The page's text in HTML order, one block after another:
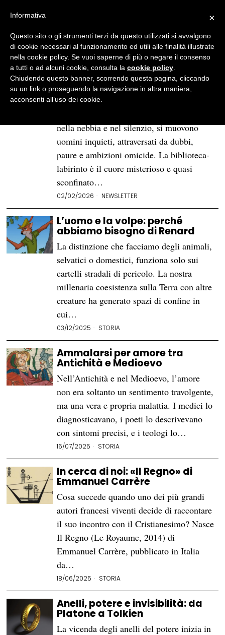
BROWSE TAG
letteratura
Il Medioevo secondo Umberto
Eco: a cosa ci serve il romanzo
storico
nella nebbia e nel silenzio, si muovono
uomini inquieti, attraversati da dubbi,
paure e ambizioni omicide. La biblioteca-
labirinto è il cuore misterioso e quasi
sconfinato…
02/02/2026 NEWSLETTER
L’uomo e la volpe: perché
abbiamo bisogno di Renard
La distinzione che facciamo degli animali,
selvatici o domestici, funziona solo sui
cartelli stradali di pericolo. La nostra
millenaria coesistenza sulla Terra con altre
creature ha generato spazi di confine in
cui…
03/12/2025 STORIA
Ammalarsi per amore tra
Antichità e Medioevo
Nell’Antichità e nel Medioevo, l’amore
non era soltanto un sentimento travolgente,
ma una vera e propria malattia. I medici lo
diagnosticavano, i poeti lo descrivevano
con sintomi precisi, e i teologi lo…
16/07/2025 STORIA
In cerca di noi: «Il Regno» di
Emmanuel Carrère
Cosa succede quando uno dei più grandi
autori francesi viventi decide di raccontare
il suo incontro con il Cristianesimo? Nasce
Il Regno (Le Royaume, 2014) di
Emmanuel Carrère, pubblicato in Italia
da…
18/06/2025 STORIA
Anelli, potere e invisibilità: da
Platone a Tolkien
La vicenda degli anelli del potere inizia in
×
Informativa
Questo sito o gli strumenti terzi da questo utilizzati si avvalgono
di cookie necessari al funzionamento ed utili alle finalità illustrate
nella cookie policy. Se vuoi saperne di più o negare il consenso
a tutti o ad alcuni cookie, consulta la cookie policy
Chiudendo questo banner, scorrendo questa pagina, cliccando
su un link o proseguendo la navigazione in altra maniera,
acconsenti all’uso dei cookie.